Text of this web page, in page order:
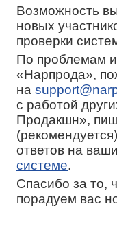
Возможность
новых
проверки
По проблемам
«Нарпрода»,
на
с работой
Продакшн»,
ответов на
системе.
Спасибо за то,
порадуем вас